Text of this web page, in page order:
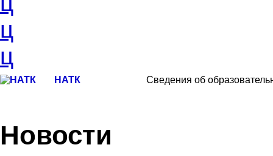
ц
ц
НАТК Сведения об
Новости